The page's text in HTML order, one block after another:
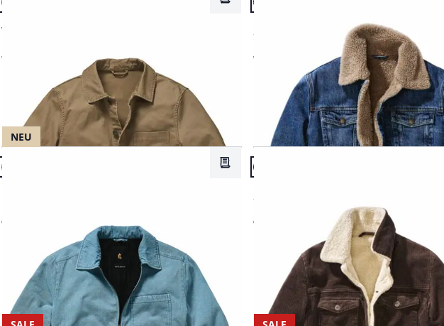
Passform Regular Fit.
Regular Fit
Werkbank-Hemdjacke
€ 129,95
MerkzettelPassform Regular Fit.
Regular Fit
Sherpa-Jeansjacke
€ 149,95
Artikel 10 von 15.
Passform Regular Fit.
NEU
Regular Fit
€ 169,95
Merkzettel
Artikel 11 von 15.
Passform Regular Fit.
Regular Fit
Souveräne Cordjacke
€ 149,95